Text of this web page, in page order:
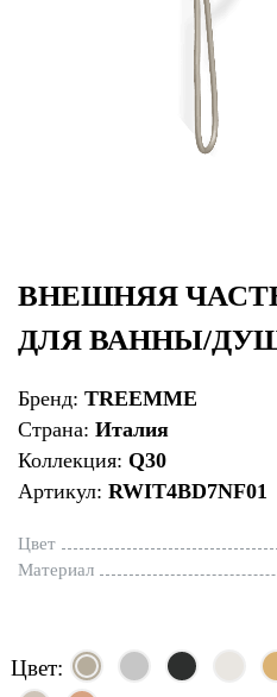
ВНЕШНЯЯ
ДЛЯ ВАННЫ/
Бренд: TREEMME
Страна: Италия
Коллекция: Q30
Артикул: RWIT4BD7NF01
Цвет
Материал
Цвет: